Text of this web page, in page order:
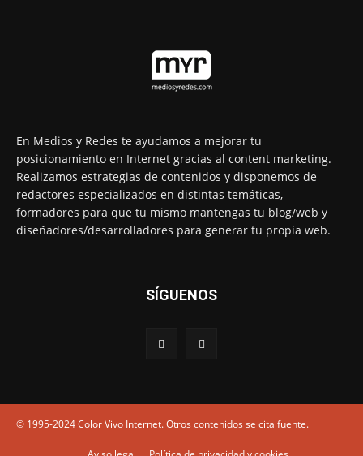
En Medios y Redes te ayudamos a mejorar tu
posicionamiento en Internet gracias al content marketing.
Realizamos estrategias de contenidos y disponemos de
redactores especializados en distintas temáticas,
formadores para que tu mismo mantengas tu blog/web y
diseñadores/desarrolladores para generar tu propia web.
SÍGUENOS
© 1995-2024 Color Vivo Internet. Otros contenidos se cita fuente.